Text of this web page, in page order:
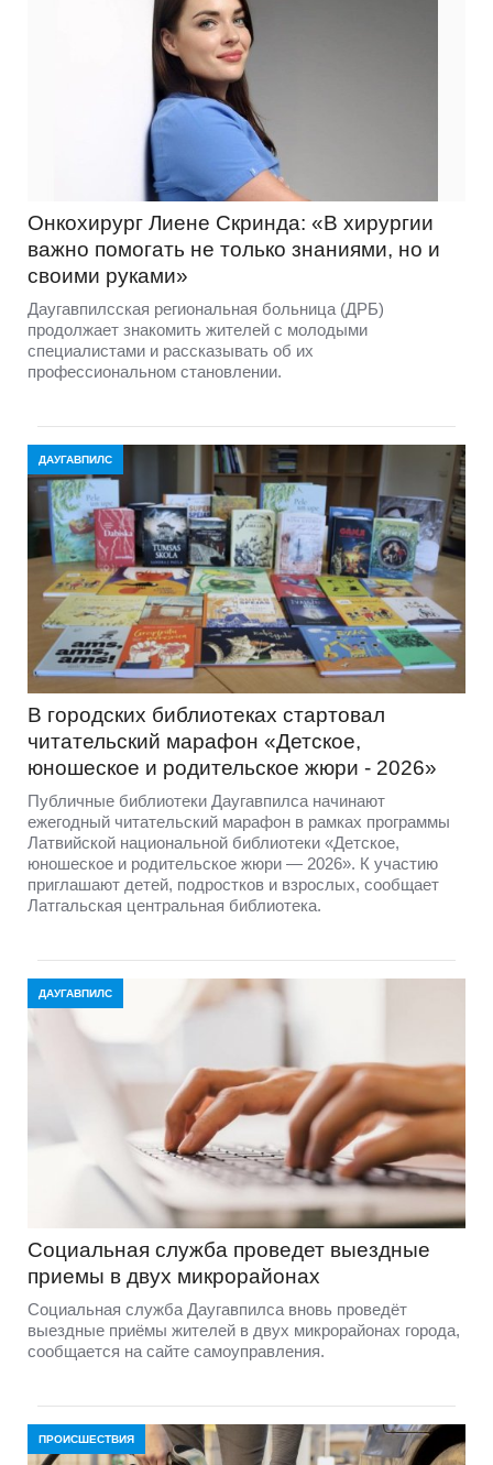
Онкохирург Лиене Скринда: «В хирургии
важно помогать не только знаниями, но и
своими руками»
Даугавпилсская региональная больница (ДРБ)
продолжает знакомить жителей с молодыми
специалистами и рассказывать об их
профессиональном становлении.
ДАУГАВПИЛС
В городских библиотеках стартовал
читательский марафон «Детское,
юношеское и родительское жюри - 2026»
Публичные библиотеки Даугавпилса начинают
ежегодный читательский марафон в рамках программы
Латвийской национальной библиотеки «Детское,
юношеское и родительское жюри — 2026». К участию
приглашают детей, подростков и взрослых, сообщает
Латгальская центральная библиотека.
ДАУГАВПИЛС
Социальная служба проведет выездные
приемы в двух микрорайонах
Социальная служба Даугавпилса вновь проведёт
выездные приёмы жителей в двух микрорайонах города,
сообщается на сайте самоуправления.
ПРОИСШЕСТВИЯ